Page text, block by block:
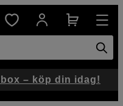
– köp din idag!